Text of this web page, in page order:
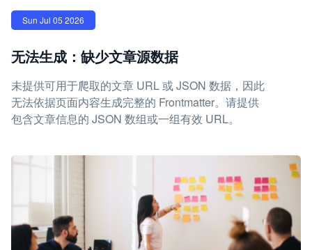
Sun Jul 05 2026
无法生成：缺少文章源数据
未提供可用于爬取的文章 URL 或 JSON 数据，因此
无法依据页面内容生成完整的 Frontmatter。请提供
包含文章信息的 JSON 数组或一组有效 URL。